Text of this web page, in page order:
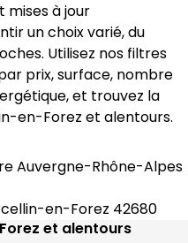
mises à jour
un choix varié, du
Utilisez nos filtres
prix, surface, nombre
et trouvez la
en-Forez et alentours.
Auvergne-Rhône-Alpes
en-Forez 42680
et alentours